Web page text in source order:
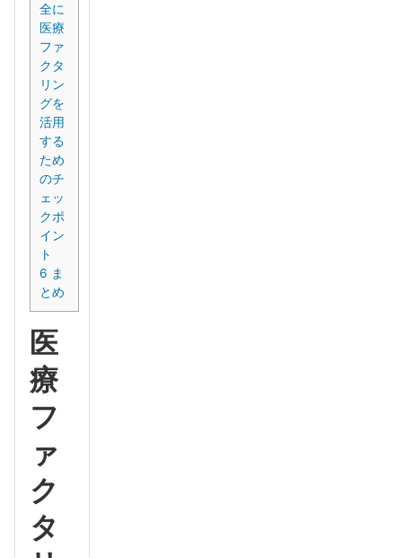
全に
医療
ファ
クタ
リン
グを
活用
する
ため
のチ
ェッ
クポ
イン
ト
6 ま
とめ
医
療
フ
ァ
ク
タ